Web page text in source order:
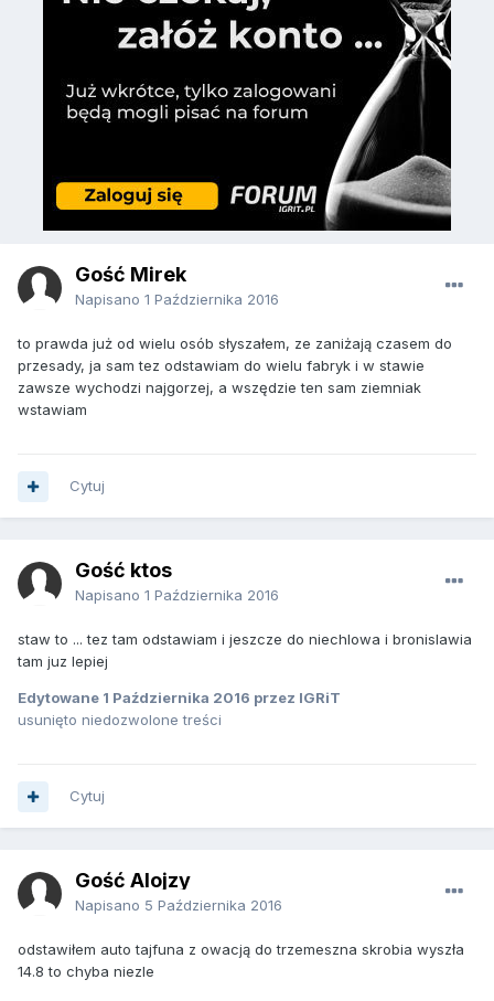
Gość Mirek
Napisano 1 Października 2016
to prawda już od wielu osób słyszałem, ze zaniżają czasem do
przesady, ja sam tez odstawiam do wielu fabryk i w stawie
zawsze wychodzi najgorzej, a wszędzie ten sam ziemniak
wstawiam
Cytuj
Gość ktos
Napisano 1 Października 2016
staw to ... tez tam odstawiam i jeszcze do niechlowa i bronislawia
tam juz lepiej
Edytowane 1 Października 2016 przez IGRiT
usunięto niedozwolone treści
Cytuj
Gość Alojzy
Napisano 5 Października 2016
odstawiłem auto tajfuna z owacją do trzemeszna skrobia wyszła
14.8 to chyba niezle